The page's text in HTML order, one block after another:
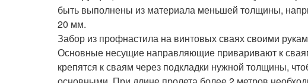
быть выполнены из материала меньшей толщины,
20 мм.
Забор из профнастила на винтовых сваях своими
Основные несущие направляющие приваривают к
крепятся к сваям через подкладки нужной толщины,